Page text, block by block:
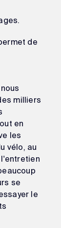
de
milliers
en
les
vélo, au
se
le